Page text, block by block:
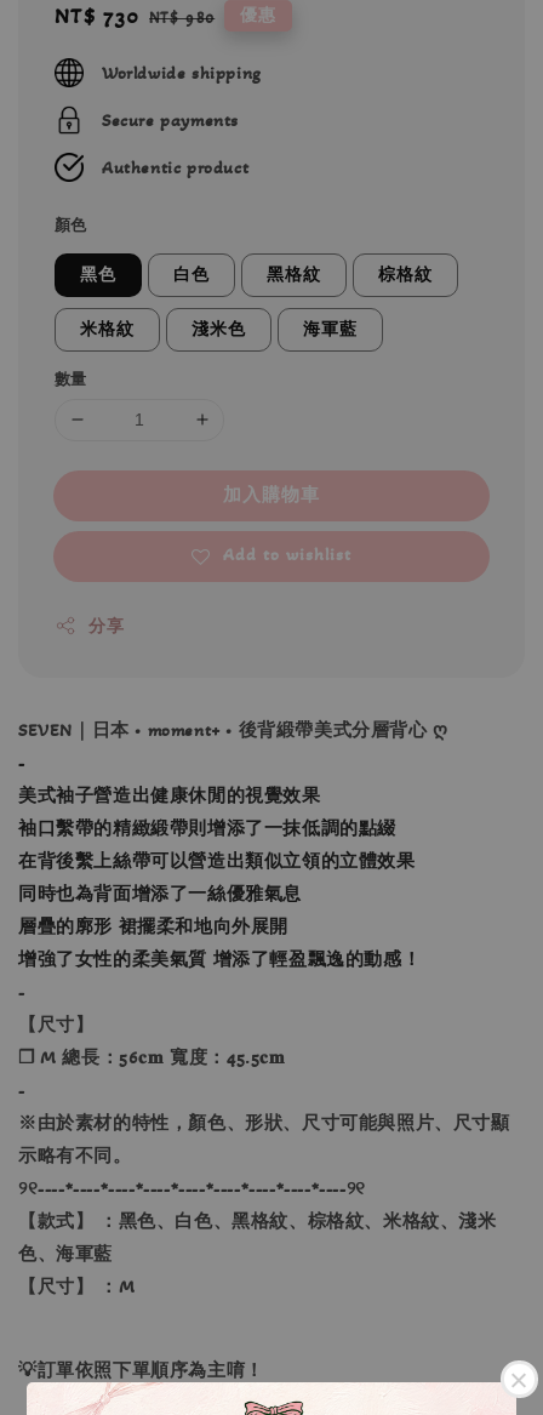
Sale
NT$ 730 Regular
NT$ 980 優惠
Worldwide shipping
Secure payments
Authentic product
顏色
黑色 白色 黑格紋 棕格紋
米格紋 淺米色 海軍藍
數量
加入購物車
Add to wishlist
分享
SEVEN｜日本 • moment+ • 後背緞帶美式分層背心 ღ
-
美式袖子營造出健康休閒的視覺效果
袖口繫帶的精緻緞帶則增添了一抹低調的點綴
在背後繫上絲帶可以營造出類似立領的立體效果
同時也為背面增添了一絲優雅氣息
層疊的廓形 裙擺柔和地向外展開
增強了女性的柔美氣質 增添了輕盈飄逸的動感！
-
【尺寸】
❐ M 總長：56𝐜𝐦 寬度：45.5𝐜𝐦
-
※由於素材的特性，顏色、形狀、尺寸可能與照片、尺寸顯
示略有不同。
୨୧----*----*----*----*----*----*----*----*----୨୧
【款式】 ：黑色、白色、黑格紋、棕格紋、米格紋、淺米
色、海軍藍
【尺寸】 ：M
💡訂單依照下單順序為主唷！